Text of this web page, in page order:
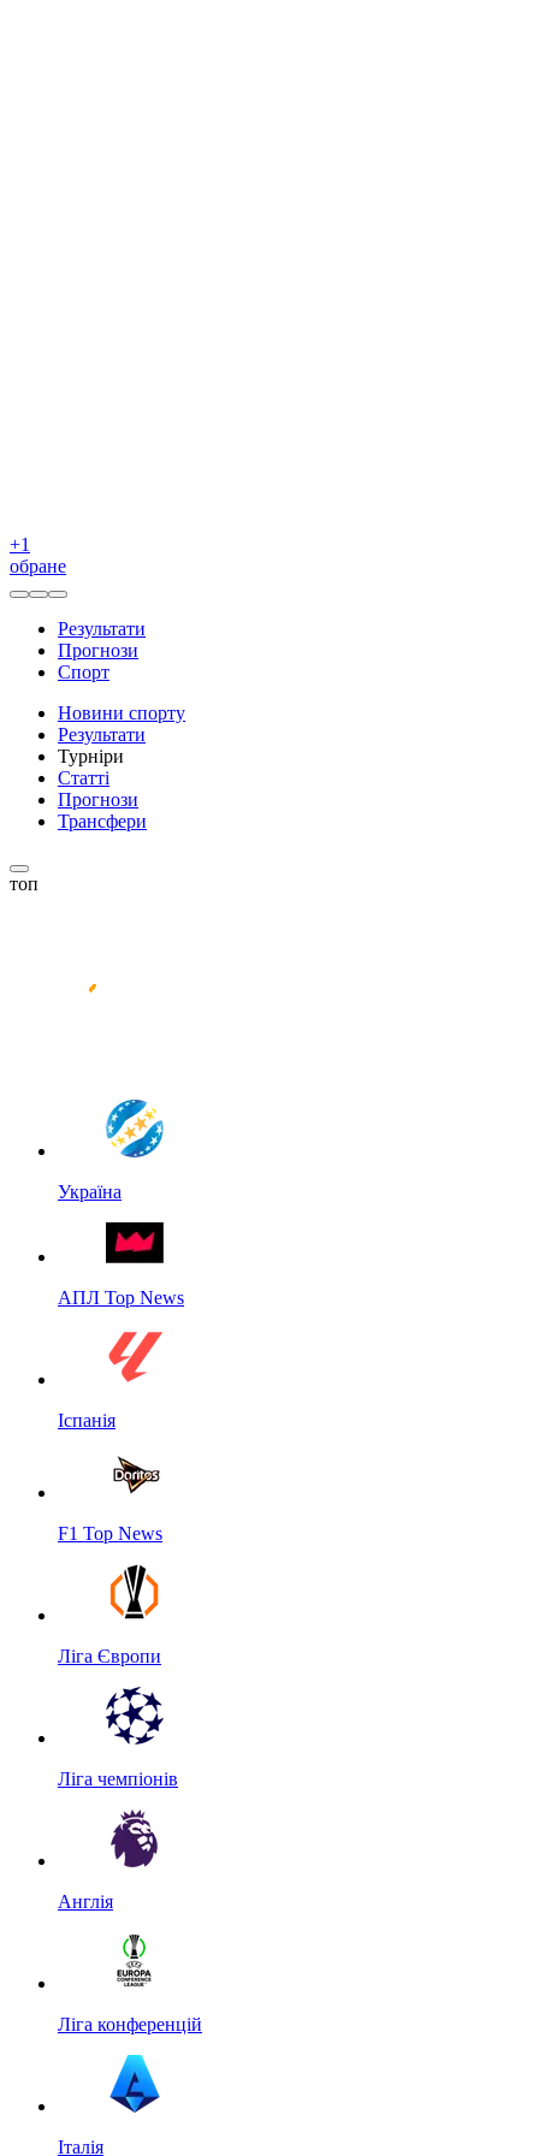
+1
обране
Результати
Прогнози
Спорт
Новини спорту
Результати
Турніри
Статті
Прогнози
Трансфери
топ
Україна
АПЛ Top News
Іспанія
F1 Top News
Ліга Європи
Ліга чемпіонів
Англія
Ліга конференцій
Італія